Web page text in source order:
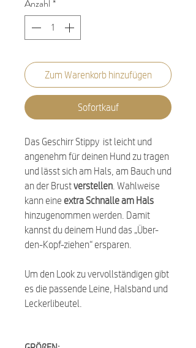
Anzahl *
Zum Warenkorb hinzufügen
Sofortkauf
Das Geschirr Stippy ist leicht und
angenehm für deinen Hund zu tragen
und lässt sich am Hals, am Bauch und
an der Brustverstellen . Wahlweise
kann eine extra Schnalle am Hals
hinzugenommen werden. Damit
kannst du deinem Hund das „Über-
den-Kopf-ziehen“ ersparen.
Um den Look zu vervollständigen gibt
es die passende Leine, Halsband und
Leckerlibeutel.